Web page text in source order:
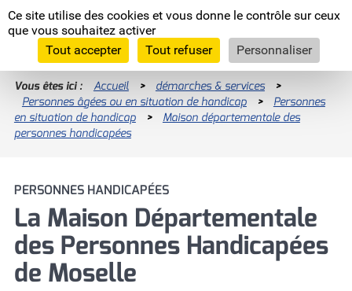
Panneau de gestion des cookies
Ce site utilise des cookies et vous donne le contrôle sur ceux
que vous souhaitez activer
Tout accepter
Tout refuser Personnaliser
Moselle
L'Eurodépartement
RECHERCHES LES PLUS FRÉQUENTES
Allocation Personnalisée d'Autonomie
(APA)
Devenez famille d'accueil !
Devenir assistant maternel (H/F)
Enquêtes publiques
Programme INTERREG VI
La Moselle, européenne par nature
Les assises de l'agriculture
Comité départementaux
Vous êtes ici : Accueil > démarches & services
>
Personnes âgées ou en situation de handicap
>
Personnes
en situation de handicap
>
Maison départementale des
personnes handicapées
PERSONNES HANDICAPÉES
La Maison Départementale
des Personnes Handicapées
de Moselle